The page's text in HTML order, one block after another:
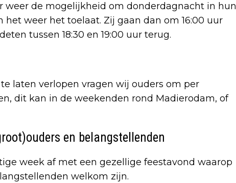
weer de mogelijkheid om donderdagnacht in hun
weer het toelaat. Zij gaan dan om 16:00 uur
tussen 18:30 en 19:00 uur terug.
laten verlopen vragen wij ouders om per
dit kan in de weekenden rond Madierodam, of
en belangstellenden
week af met een gezellige feestavond waarop
welkom zijn.